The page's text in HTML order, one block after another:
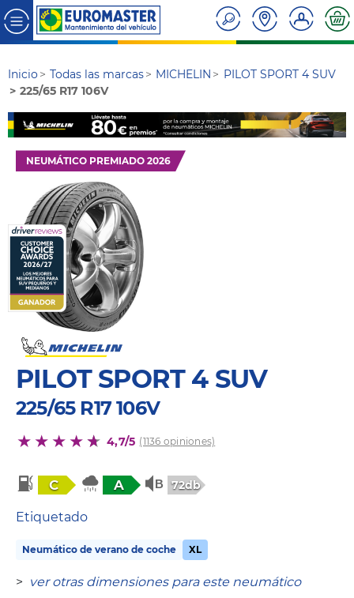
Inicio Todas las marcas MICHELIN
PILOT SPORT 4 SUV
225/65 R17 106V
NEUMÁTICO PREMIADO 2026
PILOT SPORT 4 SUV
225/65 R17 106V
4,7/5 (1136 opiniones)
C A 72db
Etiquetado
Neumático de verano de coche XL
> ver otras dimensiones para este neumático